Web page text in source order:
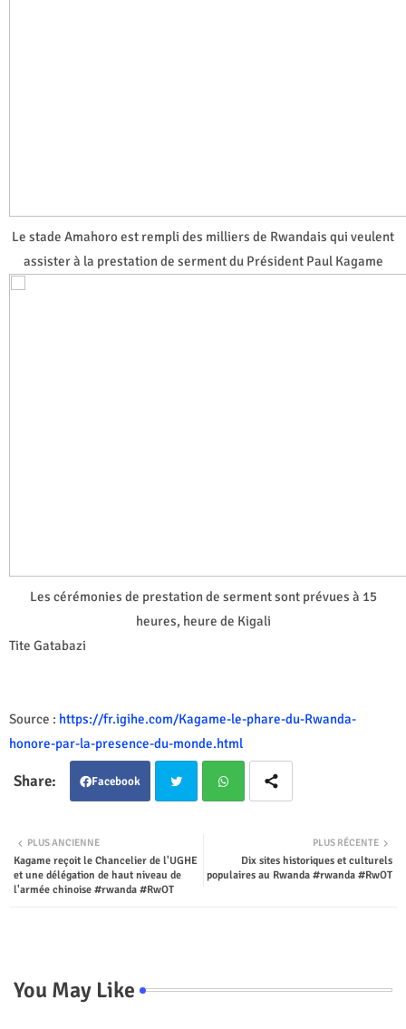
Le stade Amahoro est rempli des milliers de Rwandais qui veulent
assister à la prestation de serment du Président Paul Kagame
Les cérémonies de prestation de serment sont prévues à 15
heures, heure de Kigali
Tite Gatabazi
Source : https://fr.igihe.com/Kagame-le-phare-du-Rwanda-
honore-par-la-presence-du-monde.html
Facebook
ter
PLUS RÉCENTE
Dix sites historiques et culturels
populaires au Rwanda #rwanda #RwOT
PLUS ANCIENNE
Kagame reçoit le Chancelier de l'UGHE
et une délégation de haut niveau de
l'armée chinoise #rwanda #RwOT
You May Like